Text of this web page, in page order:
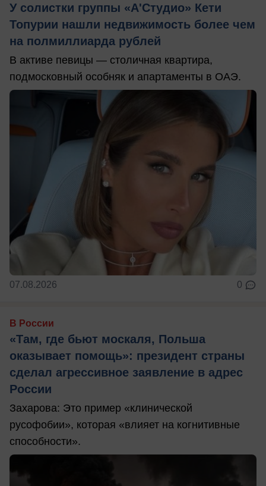
У солистки группы «А'Студио» Кети
Топурии нашли недвижимость более чем
на полмиллиарда рублей
В активе певицы — столичная квартира,
подмосковный особняк и апартаменты в ОАЭ.
07.08.2026 0
В России
«Там, где бьют москаля, Польша
оказывает помощь»: президент страны
сделал агрессивное заявление в адрес
России
Захарова: Это пример «клинической
русофобии», которая «влияет на когнитивные
способности».